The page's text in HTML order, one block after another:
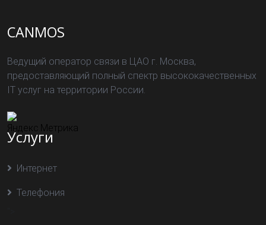
CANMOS
Ведущий оператор связи в ЦАО г. Москва,
предоставляющий полный спектр высококачественных
IT услуг на территории России.
Услуги
Интернет
Телефония